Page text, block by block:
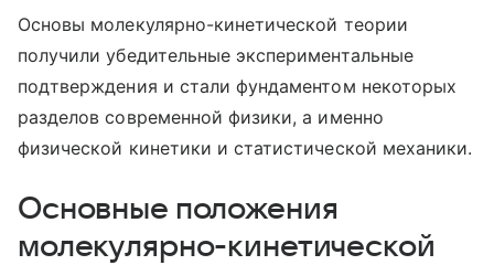
Основы молекулярно-кинетической теории
получили убедительные экспериментальные
подтверждения и стали фундаментом некоторых
разделов современной физики, а именно
физической кинетики и статистической механики.
Основные положения
молекулярно-кинетической